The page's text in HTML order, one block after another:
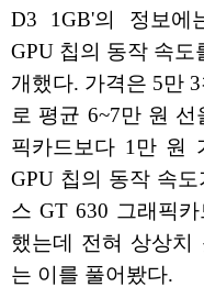
D3 1GB'의 정보에
GPU 칩의 동작 속도
개했다. 가격은 5만
로 평균 6~7만 원
픽카드보다 1만 원
GPU 칩의 동작 속
스 GT 630 그래픽
했는데 전혀 상상치
는 이를 풀어봤다.